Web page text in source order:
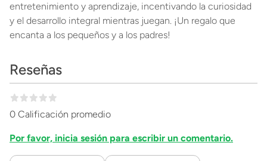
entretenimiento y aprendizaje, incentivando la curiosidad
y el desarrollo integral mientras juegan. ¡Un regalo que
encanta a los pequeños y a los padres!
Reseñas
0 Calificación promedio
Por favor, inicia sesión para escribir un comentario.